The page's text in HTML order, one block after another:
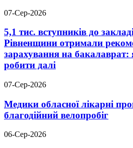
07-Сер-2026
5,1 тис. вступників до
Рівненщини отримали
зарахування на бакалаврат:
робити далі
07-Сер-2026
Медики обласної лікарні
благодійний велопробіг
06-Сер-2026